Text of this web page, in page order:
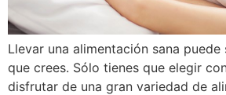
Llevar una alimentación sana
que crees. Sólo tienes que elegir
disfrutar de una gran variedad de